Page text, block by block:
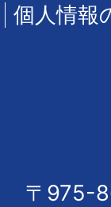
個人情報
〒975-